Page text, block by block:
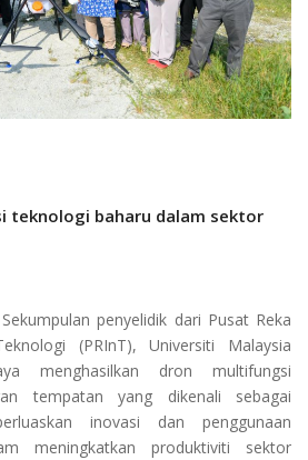
teknologi baharu dalam sektor
penyelidik dari Pusat Reka
(PRInT), Universiti Malaysia
menghasilkan dron multifungsi
tempatan yang dikenali sebagai
inovasi dan penggunaan
meningkatkan produktiviti sektor